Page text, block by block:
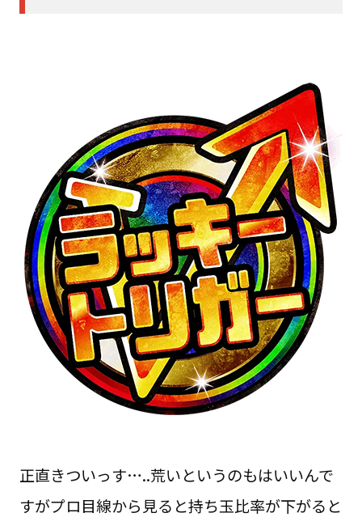
正直きついっす…..荒いというのもはいいんで
すがプロ目線から見ると持ち玉比率が下がると